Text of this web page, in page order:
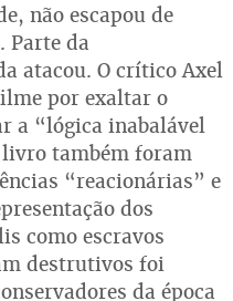
não escapou de
Parte da
atacou. O crítico Axel
por exaltar o
a “lógica inabalável
também foram
“reacionárias” e
dos
como escravos
destrutivos foi
da época